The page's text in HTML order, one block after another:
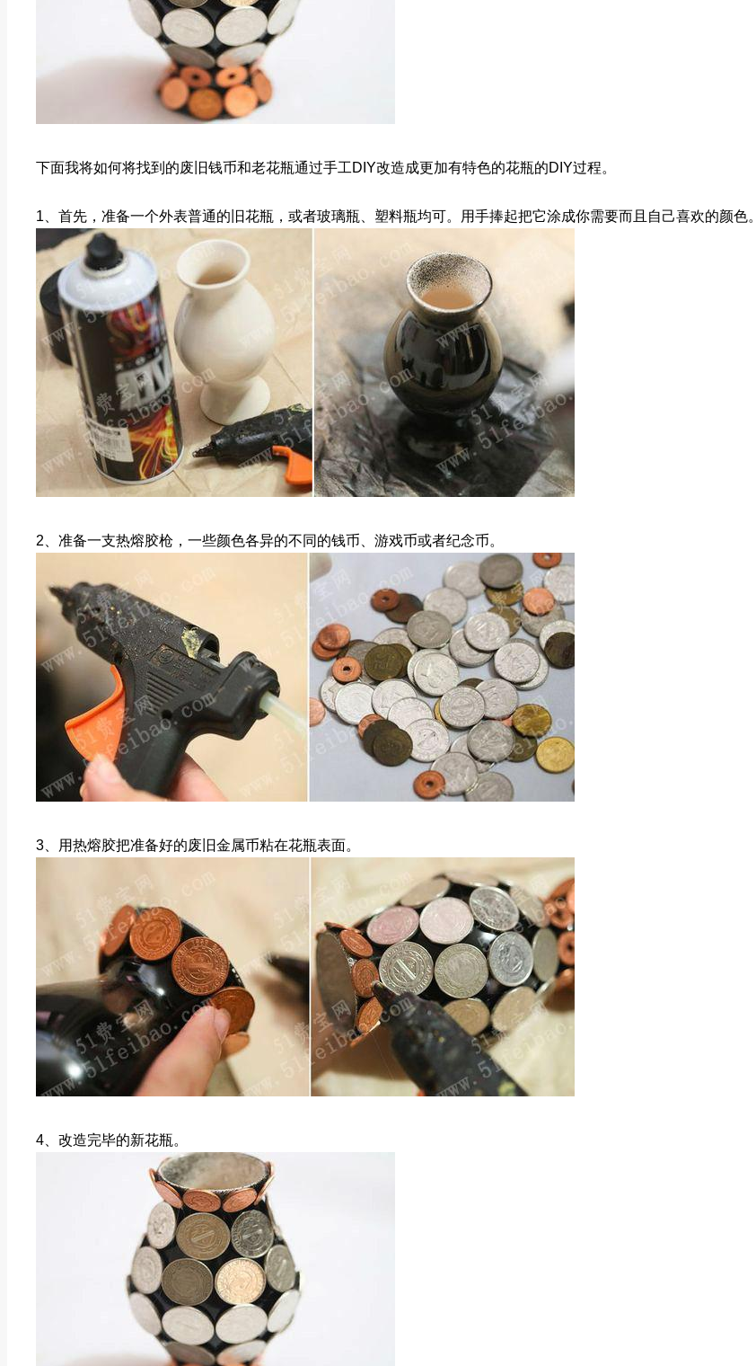
下面我将如何将找到的废旧钱币和老花瓶通过手工DIY改造成更加有特色的花瓶的DIY过程。
1、首先，准备一个外表普通的旧花瓶，或者玻璃瓶、塑料瓶均可。用手捧起把它涂成你需要而且自己喜欢的颜色。
2、准备一支热熔胶枪，一些颜色各异的不同的钱币、游戏币或者纪念币。
3、用热熔胶把准备好的废旧金属币粘在花瓶表面。
4、改造完毕的新花瓶。